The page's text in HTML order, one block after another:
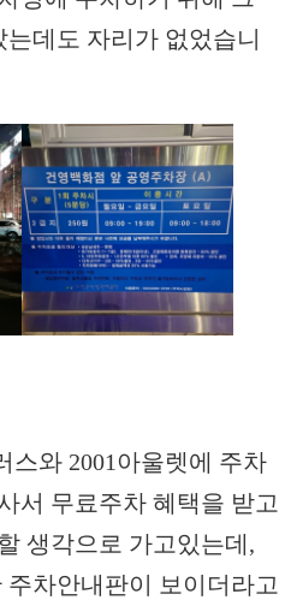
데도 자리가 없었습니
스와 2001아울렛에 주차
서 무료주차 혜택을 받고
생각으로 가고있는데,
차안내판이 보이더라고